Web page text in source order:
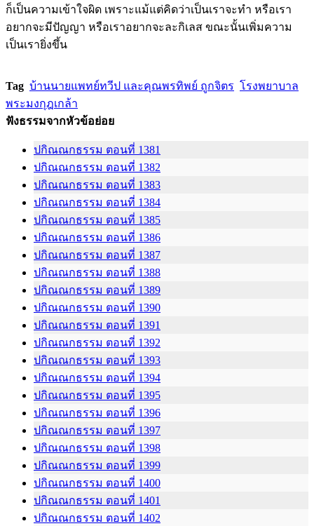
ก็เป็นความเข้าใจผิด เพราะแม้แต่คิดว่าเป็นเราจะทำ หรือเรา
อยากจะมีปัญญา หรือเราอยากจะละกิเลส ขณะนั้นเพิ่มความ
เป็นเรายิ่งขึ้น
Tag บ้านนายแพทย์ทวีป และคุณพรทิพย์ ถูกจิตร โรงพยาบาล
พระมงกุฎเกล้า
ฟังธรรมจากหัวข้อย่อย
ปกิณณกธรรม ตอนที่ 1381
ปกิณณกธรรม ตอนที่ 1382
ปกิณณกธรรม ตอนที่ 1383
ปกิณณกธรรม ตอนที่ 1384
ปกิณณกธรรม ตอนที่ 1385
ปกิณณกธรรม ตอนที่ 1386
ปกิณณกธรรม ตอนที่ 1387
ปกิณณกธรรม ตอนที่ 1388
ปกิณณกธรรม ตอนที่ 1389
ปกิณณกธรรม ตอนที่ 1390
ปกิณณกธรรม ตอนที่ 1391
ปกิณณกธรรม ตอนที่ 1392
ปกิณณกธรรม ตอนที่ 1393
ปกิณณกธรรม ตอนที่ 1394
ปกิณณกธรรม ตอนที่ 1395
ปกิณณกธรรม ตอนที่ 1396
ปกิณณกธรรม ตอนที่ 1397
ปกิณณกธรรม ตอนที่ 1398
ปกิณณกธรรม ตอนที่ 1399
ปกิณณกธรรม ตอนที่ 1400
ปกิณณกธรรม ตอนที่ 1401
ปกิณณกธรรม ตอนที่ 1402